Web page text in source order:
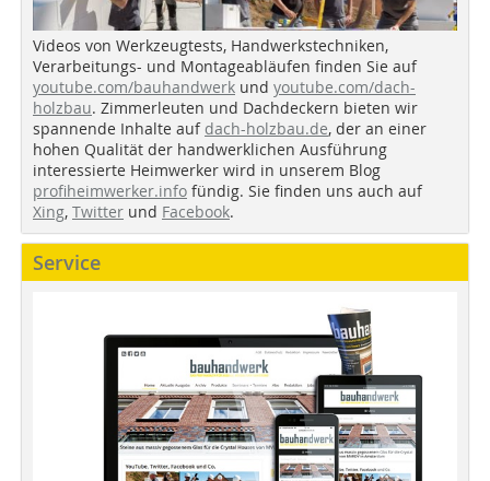
Videos von Werkzeugtests, Handwerkstechniken,
Verarbeitungs- und Montageabläufen finden Sie auf
youtube.com/bauhandwerk und youtube.com/dach-
holzbau. Zimmerleuten und Dachdeckern bieten wir
spannende Inhalte auf dach-holzbau.de, der an einer
hohen Qualität der handwerklichen Ausführung
interessierte Heimwerker wird in unserem Blog
profiheimwerker.info fündig. Sie finden uns auch auf
Xing, Twitter und Facebook.
Service